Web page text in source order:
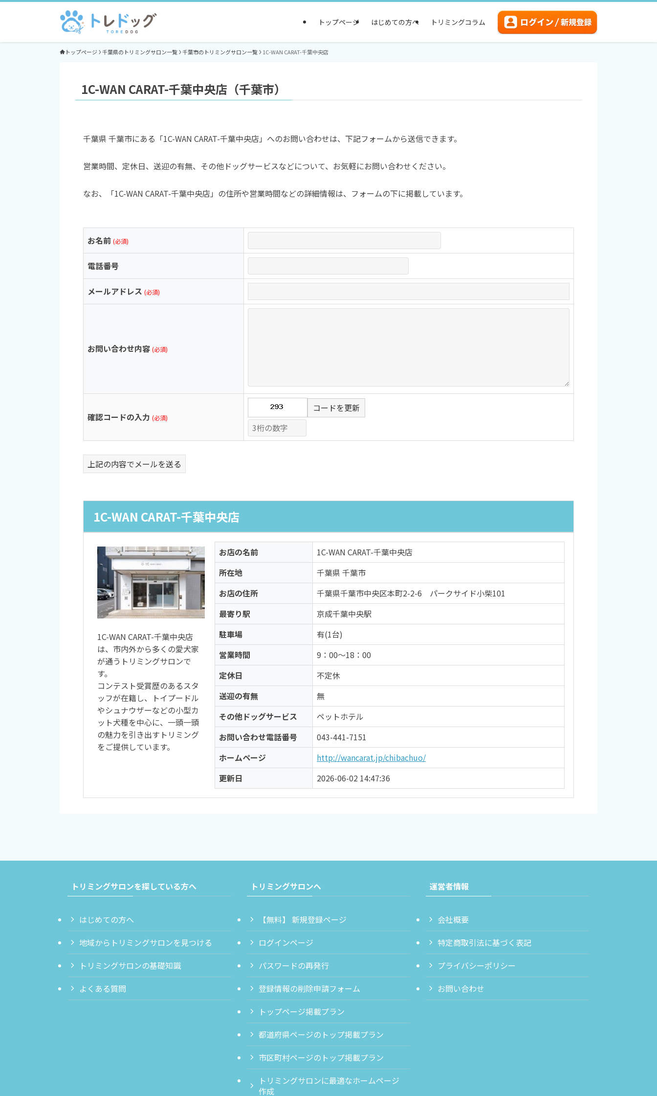
トップページ はじめての方へ トリミングコラム
トップページ 千葉県のトリミングサロン一覧 千葉市のトリミングサロン一覧 1C-WAN CARAT-千葉中央店
1C-WAN CARAT-千葉中央店（千葉市）
千葉県 千葉市にある「1C-WAN CARAT-千葉中央店」へのお問い合わせは、下記フォームから送信できます。
営業時間、定休日、送迎の有無、その他ドッグサービスなどについて、お気軽にお問い合わせください。
なお、「1C-WAN CARAT-千葉中央店」の住所や営業時間などの詳細情報は、フォームの下に掲載しています。
お名前 (必須)
電話番号
メールアドレス (必須)
お問い合わせ内容 (必須)
確認コードの入力 (必須)
コードを更新
上記の内容でメールを送る
1C-WAN CARAT-千葉中央店
1C-WAN CARAT-千葉中央店
は、市内外から多くの愛犬家
が通うトリミングサロンで
す。
コンテスト受賞歴のあるスタ
ッフが在籍し、トイプードル
やシュナウザーなどの小型カ
ット犬種を中心に、一頭一頭
の魅力を引き出すトリミング
をご提供しています。
お店の名前
1C-WAN CARAT-千葉中央店
所在地
千葉県 千葉市
お店の住所
千葉県千葉市中央区本町2-2-6 パークサイド小柴101
最寄り駅
京成千葉中央駅
駐車場
有(1台)
営業時間
9：00～18：00
定休日
不定休
送迎の有無
無
その他ドッグサービス
ペットホテル
お問い合わせ電話番号
043-441-7151
ホームページ
http://wancarat.jp/chibachuo/
更新日
2026-06-02 14:47:36
トリミングサロンを探している方へ
はじめての方へ
地域からトリミングサロンを見つける
トリミングサロンの基礎知識
よくある質問
トリミングサロンへ
【無料】 新規登録ページ
ログインページ
パスワードの再発行
登録情報の削除申請フォーム
トップページ掲載プラン
都道府県ページのトップ掲載プラン
市区町村ページのトップ掲載プラン
トリミングサロンに最適なホームページ
作成
運営者情報
会社概要
特定商取引法に基づく表記
プライバシーポリシー
お問い合わせ